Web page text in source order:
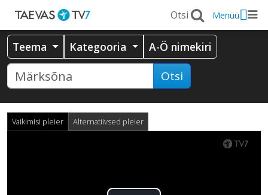
Menüü
Teema Kategooria A-Ö nimekiri
Otsi
Vaikimisi pleier Alternatiivsed pleier